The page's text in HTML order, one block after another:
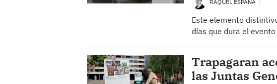
RAQUEL ESPAÑA
Este elemento
días que dura el
Trapagaran
las Juntas